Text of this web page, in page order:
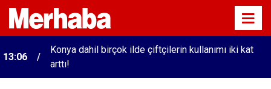
13:06
Konya dahil birçok ilde çiftçilerin kullanımı iki kat
arttı!